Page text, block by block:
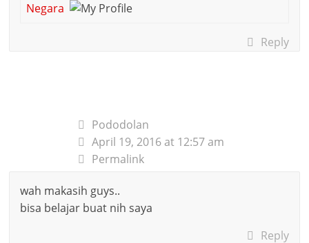
Negara
Reply
Pododolan
April 19, 2016 at 12:57 am
Permalink
wah makasih guys..
bisa belajar buat nih saya
Reply